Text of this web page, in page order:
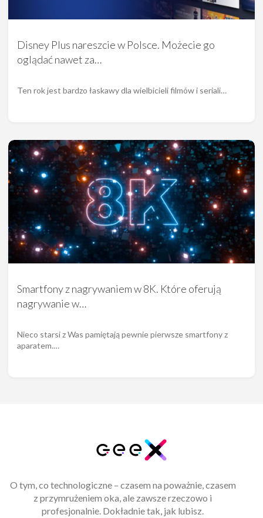
Disney Plus nareszcie w Polsce. Możecie go
oglądać nawet za…
Ten rok jest bardzo łaskawy dla wielbicieli filmów i seriali…
Smartfony z nagrywaniem w 8K. Które oferują
nagrywanie w…
Nieco starsi z Was pamiętają pewnie pierwsze smartfony z
aparatem.…
O tym, co technologiczne – czasem na poważnie, czasem
z przymrużeniem oka, ale zawsze rzeczowo i
profesjonalnie. Dokładnie tak, jak lubisz.